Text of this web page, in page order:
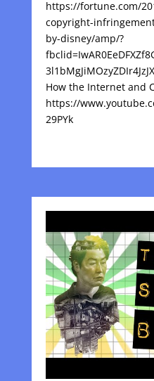
https://fortune.com/
copyright-
by-disney/amp/?
How the Internet and
https://
29PYk